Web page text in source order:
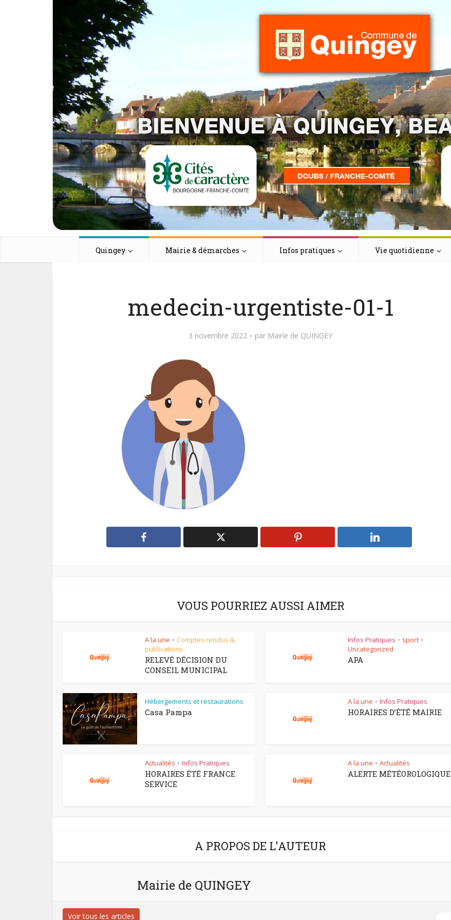
Quingey Mairie & démarches Infos pratiques Vie quotidienne
medecin-urgentiste-01-1
3 novembre 2022 par Mairie de QUINGEY
VOUS POURRIEZ AUSSI AIMER
A la une • Comptes rendus &
publications
RELEVÉ DÉCISION DU
CONSEIL MUNICIPAL
Infos Pratiques • sport •
Uncategorized
APA
Hébergements et restaurations
Casa Pampa
A la une • Infos Pratiques
HORAIRES D’ÉTÉ MAIRIE
Actualités • Infos Pratiques
HORAIRES ÉTÉ FRANCE
SERVICE
A la une • Actualités
ALERTE MÉTÉOROLOGIQUE
A PROPOS DE L'AUTEUR
Mairie de QUINGEY
Voir tous les articles